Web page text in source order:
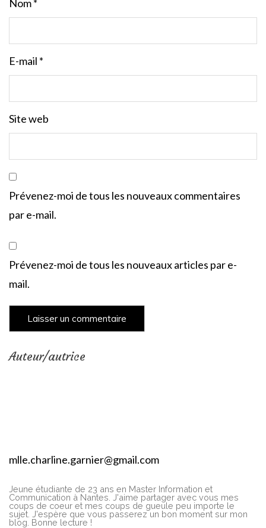
Nom*
E-mail *
Site web
Prévenez-moi de tous les nouveaux commentaires
par e-mail.
Prévenez-moi de tous les nouveaux articles par e-
mail.
Auteur/autrice
mlle.charline.garnier@gmail.com
Jeune étudiante de 23 ans en Master Information et
Communication à Nantes. J'aime partager avec vous mes
coups de coeur et mes coups de gueule peu importe le
sujet. J'espère que vous passerez un bon moment sur mon
blog. Bonne lecture !